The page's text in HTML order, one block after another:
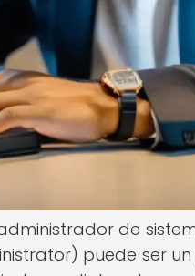
de
puede ser